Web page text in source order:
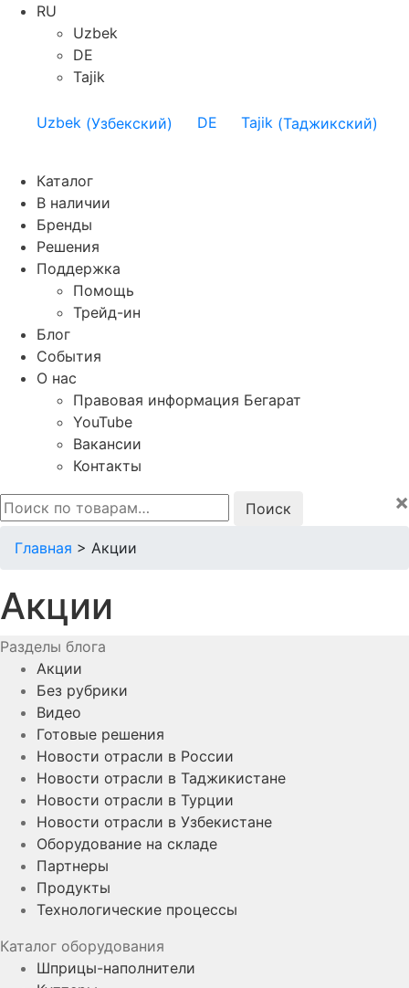
RU
Uzbek
DE
Tajik
Uzbek (Узбекский) DE Tajik (Таджикский)
Каталог
В наличии
Бренды
Решения
Поддержка
Помощь
Трейд-ин
Блог
События
О нас
Правовая информация Бегарат
YouTube
Вакансии
Контакты
Искать:
×
Главная > Акции
Акции
Разделы блога
Акции
Без рубрики
Видео
Готовые решения
Новости отрасли в России
Новости отрасли в Таджикистане
Новости отрасли в Турции
Новости отрасли в Узбекистане
Оборудование на складе
Партнеры
Продукты
Технологические процессы
Каталог оборудования
Шприцы-наполнители